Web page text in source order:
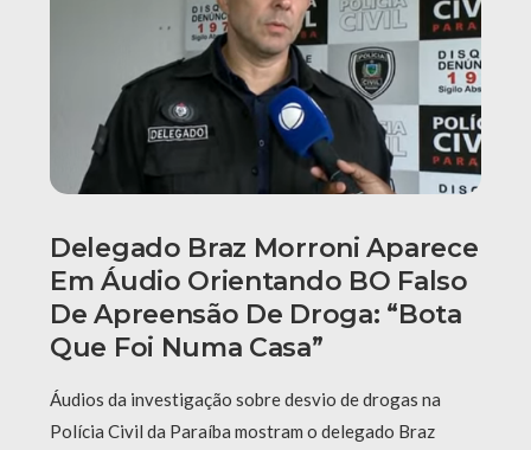
Delegado Braz Morroni Aparece
Em Áudio Orientando BO Falso
De Apreensão De Droga: “Bota
Que Foi Numa Casa”
Áudios da investigação sobre desvio de drogas na
Polícia Civil da Paraíba mostram o delegado Braz